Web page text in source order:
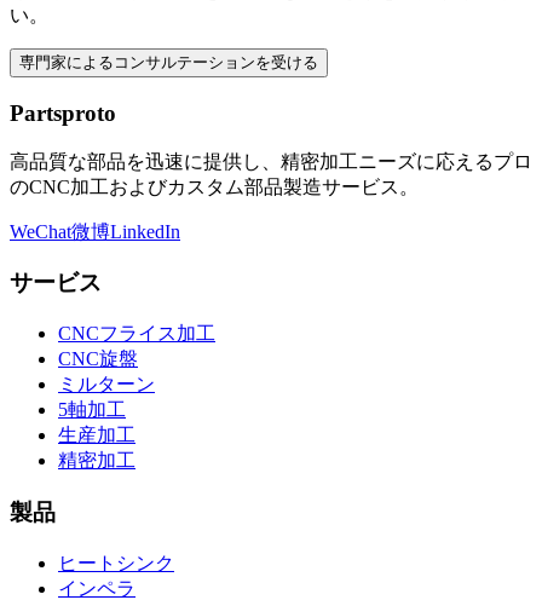
い。
専門家によるコンサルテーションを受ける
Partsproto
高品質な部品を迅速に提供し、精密加工ニーズに応えるプロ
のCNC加工およびカスタム部品製造サービス。
WeChat微博LinkedIn
サービス
CNCフライス加工
CNC旋盤
ミルターン
5軸加工
生産加工
精密加工
製品
ヒートシンク
インペラ